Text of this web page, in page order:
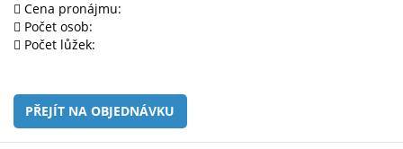
Cena pronájmu:
Počet osob:
Počet lůžek:
PŘEJÍT NA OBJEDNÁVKU